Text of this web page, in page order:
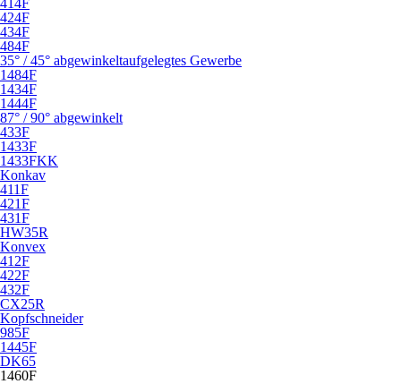
414F
424F
434F
484F
35° / 45° abgewinkeltaufgelegtes Gewerbe
1484F
1434F
1444F
87° / 90° abgewinkelt
433F
1433F
1433FKK
Konkav
411F
421F
431F
HW35R
Konvex
412F
422F
432F
CX25R
Kopfschneider
985F
1445F
DK65
1460F